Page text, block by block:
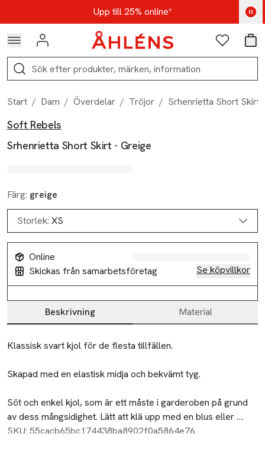
Hoppa till navigationsmenynUpp till 25% online*
Kod: AUG25 - Shoppa nu
Logga in Favoriter
Sök
Start / Dam / Överdelar / Tröjor / Srhenrietta Short Skirt
Produktbilder
Hoppa över bildspelet
Soft Rebels
Srhenrietta Short Skirt - Greige
Färg: greige
Storlek: XS
Online
Skickas från samarbetsföretag
Se köpvillkor
Produktinformation
Beskrivning Material
Beskrivning
Klassisk svart kjol för de flesta tillfällen.
Skapad med en elastisk midja och bekvämt tyg.
Söt och enkel kjol, som är ett måste i garderoben på grund
av dess mångsidighet. Lätt att klä upp med en blus eller
kavaj.
Kvalitet: 80% Viskos (LENZING™ ECOVERO)™ 20% Nylon
SKU: 55cacb65bc174438ba8902f0a5864e76